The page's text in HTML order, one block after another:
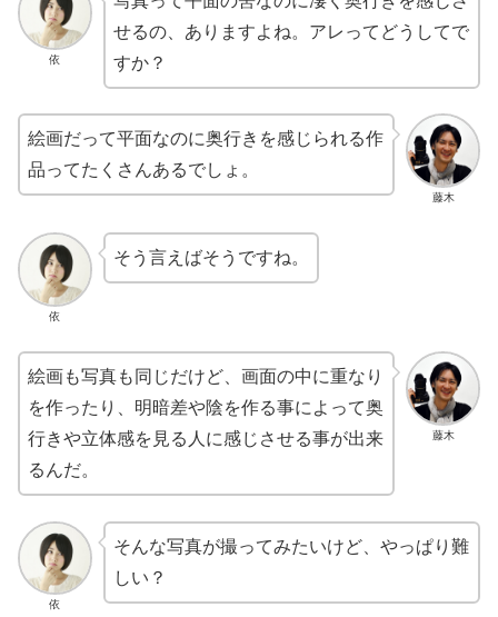
依
せるの、ありますよね。アレってどうしてで
すか？
藤木
絵画だって平面なのに奥行きを感じられる作
品ってたくさんあるでしょ。
依
そう言えばそうですね。
藤木
絵画も写真も同じだけど、画面の中に重なり
を作ったり、明暗差や陰を作る事によって奥
行きや立体感を見る人に感じさせる事が出来
るんだ。
依
そんな写真が撮ってみたいけど、やっぱり難
しい？